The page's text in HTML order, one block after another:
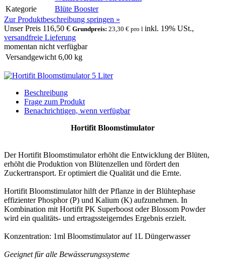
Kategorie
Blüte Booster
Zur Produktbeschreibung springen »
Unser Preis 116,50 € Grundpreis: 23,30 € pro l inkl. 19% USt.,
versandfreie Lieferung
momentan nicht verfügbar
Versandgewicht 6,00 kg
Beschreibung
Frage zum Produkt
Benachrichtigen, wenn verfügbar
Hortifit Bloomstimulator
Der Hortifit Bloomstimulator erhöht die Entwicklung der Blüten,
erhöht die Produktion von Blütenzellen und fördert den
Zuckertransport. Er optimiert die Qualität und die Ernte.
Hortifit Bloomstimulator hilft der Pflanze in der Blühtephase
effizienter Phosphor (P) und Kalium (K) aufzunehmen. In
Kombination mit Hortifit PK Superboost oder Blossom Powder
wird ein qualitäts- und ertragssteigerndes Ergebnis erzielt.
Konzentration: 1ml Bloomstimulator auf 1L Düngerwasser
Geeignet für alle Bewässerungssysteme